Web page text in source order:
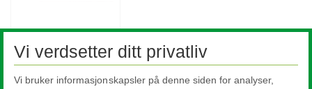
Vi verdsetter ditt privatliv
Vi bruker informasjonskapsler på denne siden for analyser,